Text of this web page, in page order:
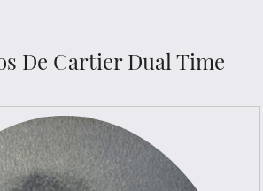
De Cartier Dual Time